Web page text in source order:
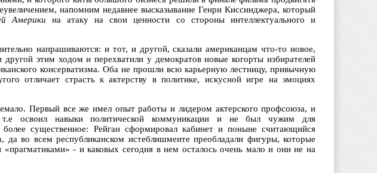
напомним недавнее высказывание Генри Киссинджера, который
Америки на атаку на свои ценности со стороны интеллектуального и
напрашиваются: и тот, и другой, сказали американцам что-то новое,
этим ходом и перехватили у демократов новые когорты избирателей
консерватизма. Оба не прошли всю карьерную лестницу, привычную
отличает страсть к актерству в политике, искусной игре на эмоциях
Первый все же имел опыт работы и лидером актерского профсоюза, и
освоил навыки политической коммуникации и не был чужим для
существенное: Рейган сформировал кабинет и поныне считающийся
да во всем республиканском истеблишменте преобладали фигуры, которые
- и каковых сегодня в нем осталось очень мало и они не на